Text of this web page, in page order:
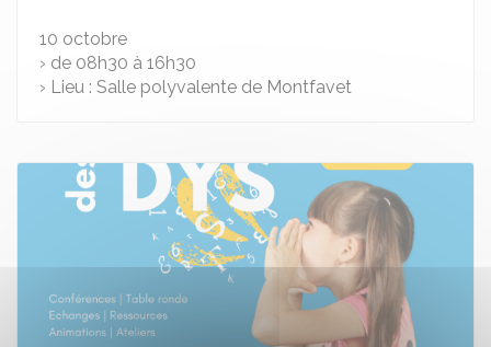
10 octobre
› de 08h30 à 16h30
› Lieu : Salle polyvalente de Montfavet